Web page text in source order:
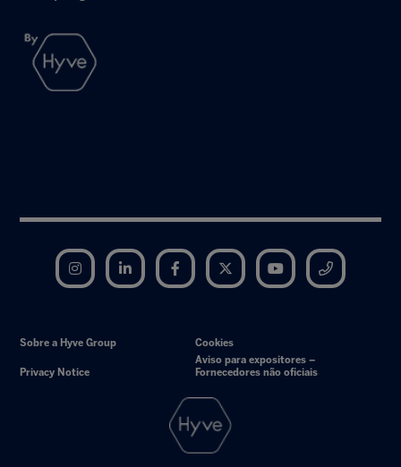
Instagram LinkedIn Facebook Twitter YouTube
Sobre a Hyve Group Cookies
Privacy Notice
Aviso para expositores –
Fornecedores não oficiais